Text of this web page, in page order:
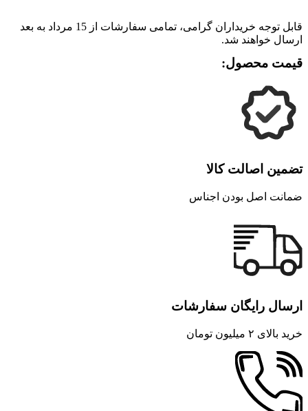
قابل توجه خریداران گرامی، تمامی سفارشات از 15 مرداد به بعد
ارسال خواهند شد.
قیمت محصول:
تضمین اصالت کالا
ضمانت اصل بودن اجناس
ارسال رایگان سفارشات
خرید بالای ۲ میلیون تومان